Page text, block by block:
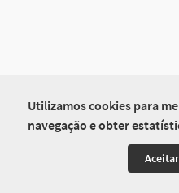
Utilizamos cookies para
navegação e obter